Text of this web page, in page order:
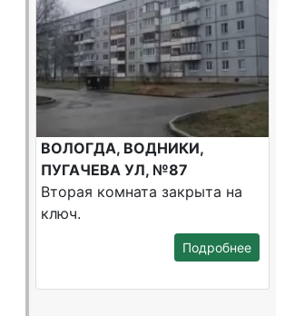
ВОЛОГДА, ВОДНИКИ,
ПУГАЧЕВА УЛ, №87
Вторая комната закрыта на
ключ.
Подробнее